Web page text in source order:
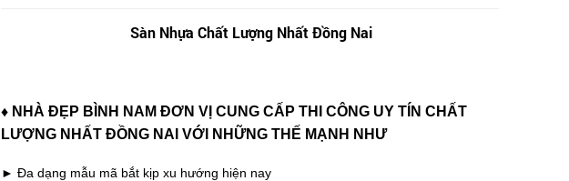
Sàn Nhựa Chất Lượng Nhất Đồng Nai
♦ NHÀ ĐẸP BÌNH NAM ĐƠN VỊ CUNG CẤP THI CÔNG UY TÍN CHẤT
LƯỢNG NHẤT ĐỒNG NAI VỚI NHỮNG THẾ MẠNH NHƯ
► Đa dạng mẫu mã bắt kịp xu hướng hiện nay